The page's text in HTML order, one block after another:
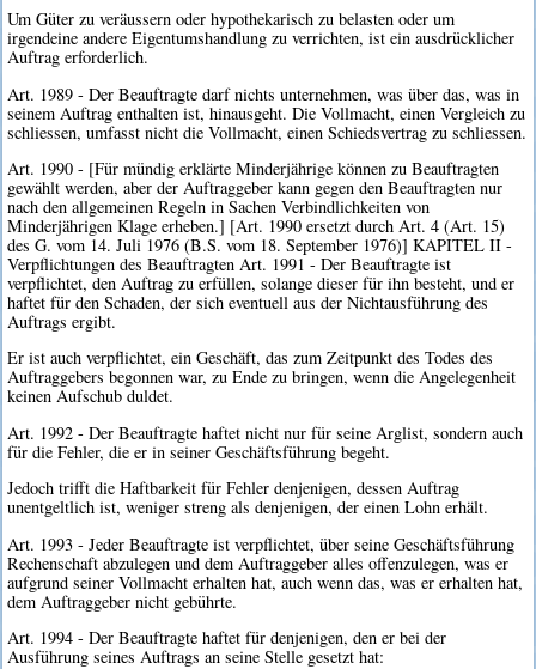
Um Güter zu veräussern oder hypothekarisch zu belasten oder um
irgendeine andere Eigentumshandlung zu verrichten, ist ein ausdrücklicher
Auftrag erforderlich.
Art. 1989 - Der Beauftragte darf nichts unternehmen, was über das, was in
seinem Auftrag enthalten ist, hinausgeht. Die Vollmacht, einen Vergleich zu
schliessen, umfasst nicht die Vollmacht, einen Schiedsvertrag zu schliessen.
Art. 1990 - [Für mündig erklärte Minderjährige können zu Beauftragten
gewählt werden, aber der Auftraggeber kann gegen den Beauftragten nur
nach den allgemeinen Regeln in Sachen Verbindlichkeiten von
Minderjährigen Klage erheben.] [Art. 1990 ersetzt durch Art. 4 (Art. 15)
des G. vom 14. Juli 1976 (B.S. vom 18. September 1976)] KAPITEL II -
Verpflichtungen des Beauftragten Art. 1991 - Der Beauftragte ist
verpflichtet, den Auftrag zu erfüllen, solange dieser für ihn besteht, und er
haftet für den Schaden, der sich eventuell aus der Nichtausführung des
Auftrags ergibt.
Er ist auch verpflichtet, ein Geschäft, das zum Zeitpunkt des Todes des
Auftraggebers begonnen war, zu Ende zu bringen, wenn die Angelegenheit
keinen Aufschub duldet.
Art. 1992 - Der Beauftragte haftet nicht nur für seine Arglist, sondern auch
für die Fehler, die er in seiner Geschäftsführung begeht.
Jedoch trifft die Haftbarkeit für Fehler denjenigen, dessen Auftrag
unentgeltlich ist, weniger streng als denjenigen, der einen Lohn erhält.
Art. 1993 - Jeder Beauftragte ist verpflichtet, über seine Geschäftsführung
Rechenschaft abzulegen und dem Auftraggeber alles offenzulegen, was er
aufgrund seiner Vollmacht erhalten hat, auch wenn das, was er erhalten hat,
dem Auftraggeber nicht gebührte.
Art. 1994 - Der Beauftragte haftet für denjenigen, den er bei der
Ausführung seines Auftrags an seine Stelle gesetzt hat: